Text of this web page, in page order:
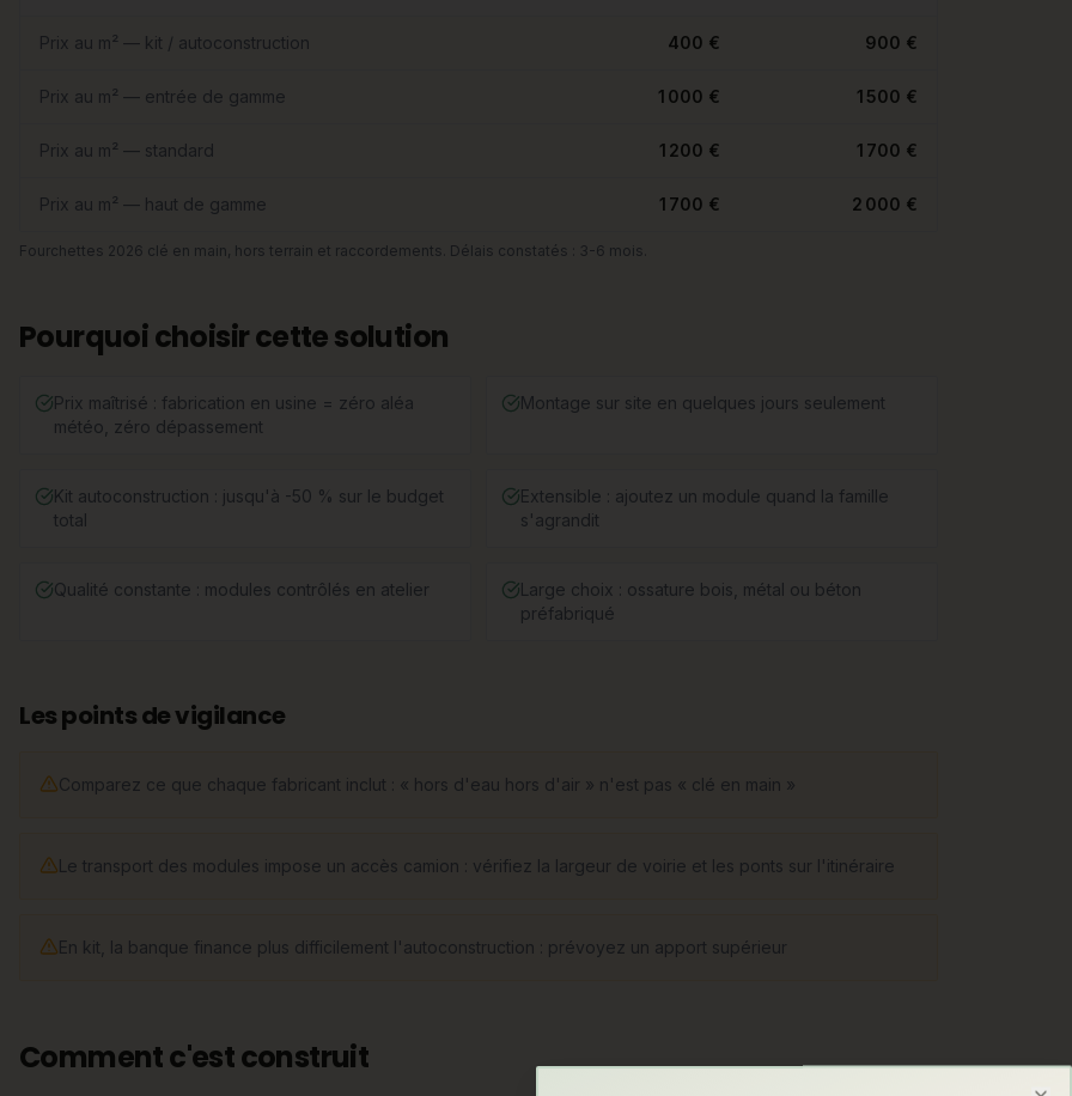
Prix au m² — kit / autoconstruction 400 € 900 €
Prix au m² — entrée de gamme 1 000 € 1 500 €
Prix au m² — standard 1 200 € 1 700 €
Prix au m² — haut de gamme 1 700 € 2 000 €
Fourchettes 2026 clé en main, hors terrain et raccordements. Délais constatés : 3-6 mois.
Pourquoi choisir cette solution
Prix maîtrisé : fabrication en usine = zéro aléa
météo, zéro dépassement
Montage sur site en quelques jours seulement
Kit autoconstruction : jusqu'à -50 % sur le budget
total
Extensible : ajoutez un module quand la famille
s'agrandit
Qualité constante : modules contrôlés en atelier
Large choix : ossature bois, métal ou béton
préfabriqué
Les points de vigilance
Comparez ce que chaque fabricant inclut : « hors d'eau hors d'air » n'est pas « clé en main »
Le transport des modules impose un accès camion : vérifiez la largeur de voirie et les ponts sur l'itinéraire
En kit, la banque finance plus difficilement l'autoconstruction : prévoyez un apport supérieur
Comment c'est construit